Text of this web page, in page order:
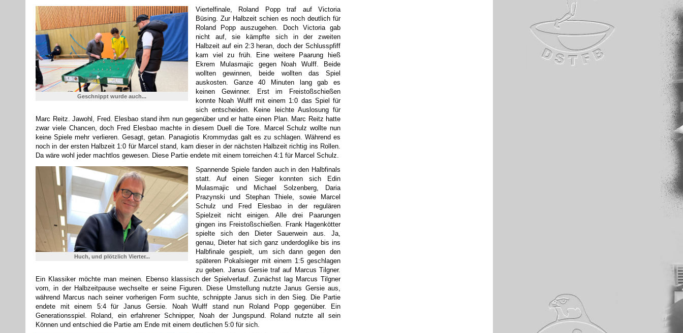
Geschnippt wurde auch...
Viertelfinale, Roland Popp traf auf Victoria
Büsing. Zur Halbzeit schien es noch deutlich für
Roland Popp auszugehen. Doch Victoria gab
nicht auf, sie kämpfte sich in der zweiten
Halbzeit auf ein 2:3 heran, doch der Schlusspfiff
kam viel zu früh. Eine weitere Paarung hieß
Ekrem Mulasmajic gegen Noah Wulff. Beide
wollten gewinnen, beide wollten das Spiel
auskosten. Ganze 40 Minuten lang gab es
keinen Gewinner. Erst im Freistoßschießen
konnte Noah Wulff mit einem 1:0 das Spiel für
sich entscheiden. Keine leichte Auslosung für
Marc Reitz. Jawohl, Fred. Elesbao stand ihm nun gegenüber und er hatte einen Plan. Marc Reitz hatte
zwar viele Chancen, doch Fred Elesbao machte in diesem Duell die Tore. Marcel Schulz wollte nun
keine Spiele mehr verlieren. Gesagt, getan. Panagiotis Krommydas galt es zu schlagen. Während es
noch in der ersten Halbzeit 1:0 für Marcel stand, kam dieser in der nächsten Halbzeit richtig ins Rollen.
Da wäre wohl jeder machtlos gewesen. Diese Partie endete mit einem torreichen 4:1 für Marcel Schulz.
Huch, und plötzlich Vierter...
Spannende Spiele fanden auch in den Halbfinals
statt. Auf einen Sieger konnten sich Edin
Mulasmajic und Michael Solzenberg, Daria
Prazynski und Stephan Thiele, sowie Marcel
Schulz und Fred Elesbao in der regulären
Spielzeit nicht einigen. Alle drei Paarungen
gingen ins Freistoßschießen. Frank Hagenkötter
spielte sich den Dieter Sauerwein aus. Ja,
genau, Dieter hat sich ganz underdoglike bis ins
Halbfinale gespielt, um sich dann gegen den
späteren Pokalsieger mit einem 1:5 geschlagen
zu geben. Janus Gersie traf auf Marcus Tilgner.
Ein Klassiker möchte man meinen. Ebenso klassisch der Spielverlauf. Zunächst lag Marcus Tilgner
vorn, in der Halbzeitpause wechselte er seine Figuren. Diese Umstellung nutzte Janus Gersie aus,
während Marcus nach seiner vorherigen Form suchte, schnippte Janus sich in den Sieg. Die Partie
endete mit einem 5:4 für Janus Gersie. Noah Wulff stand nun Roland Popp gegenüber. Ein
Generationsspiel. Roland, ein erfahrener Schnipper, Noah der Jungspund. Roland nutzte all sein
Können und entschied die Partie am Ende mit einem deutlichen 5:0 für sich.